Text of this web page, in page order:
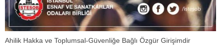
Ahilik Hakka ve Toplumsal-Güvenliğe Bağlı Özgür Girişimdir